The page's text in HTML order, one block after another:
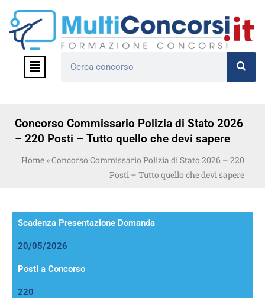
contenuto
Menu
Concorso Commissario Polizia di Stato 2026
– 220 Posti – Tutto quello che devi sapere
Home »Concorso Commissario Polizia di Stato 2026 – 220
Posti – Tutto quello che devi sapere
Scadenza Presentazione Domanda
20/05/2026
Posti a Concorso
220